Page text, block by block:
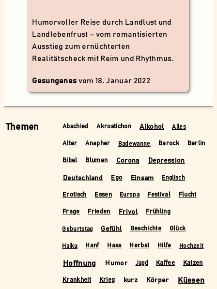
Humorvoller Reise durch Landlust und
Landlebenfrust – vom romantisierten
Ausstieg zum ernüchterten
Realitätscheck mit Reim und Rhythmus.
Gesungenes vom18. Januar 2022
Themen Abschied Akrostichon Alkohol Alles
Alter Anapher Badewanne Barock Berlin
Bibel Blumen Corona Depression
Deutschland Ego Einsam Englisch
Erotisch Essen Europa Festival Flucht
Frage Frieden Frivol Frühling
Geburtstag Gefühl Geschichte Glück
Haiku Hanf Hass Herbst Hilfe Hochzeit
Hoffnung Humor Jagd Kaffee Katzen
Krankheit Krieg kurz Körper Küssen